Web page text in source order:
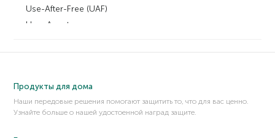
Use-After-Free (UAF)
User Agent
Продукты для дома
Наши передовые решения помогают защитить то, что для вас ценно.
Узнайте больше о нашей удостоенной наград защите.